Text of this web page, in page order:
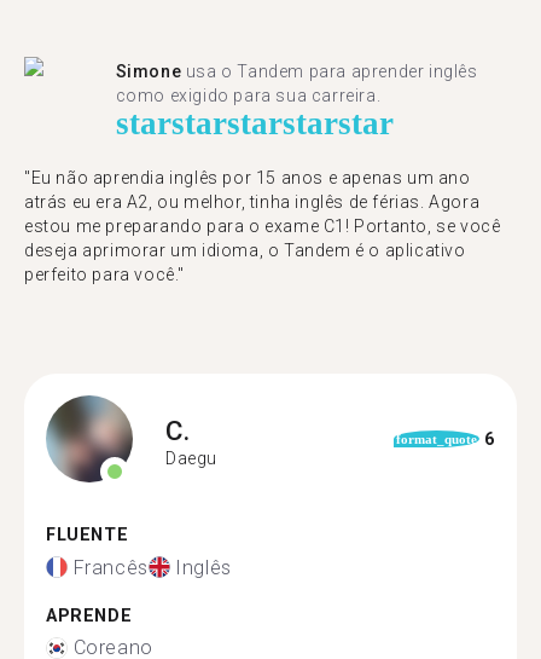
Simone usa o Tandem para aprender inglês
como exigido para sua carreira.
starstarstarstarstar
"Eu não aprendia inglês por 15 anos e apenas um ano
atrás eu era A2, ou melhor, tinha inglês de férias. Agora
estou me preparando para o exame C1! Portanto, se você
deseja aprimorar um idioma, o Tandem é o aplicativo
perfeito para você."
C.
Daegu
format_quote 6
FLUENTE
Francês Inglês
APRENDE
Coreano